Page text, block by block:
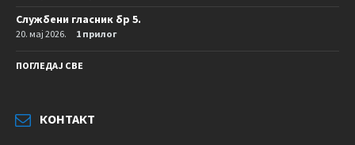
Службени гласник бр 5.
20. мај 2026. 1 прилог
ПОГЛЕДАЈ СВЕ
КОНТАКТ